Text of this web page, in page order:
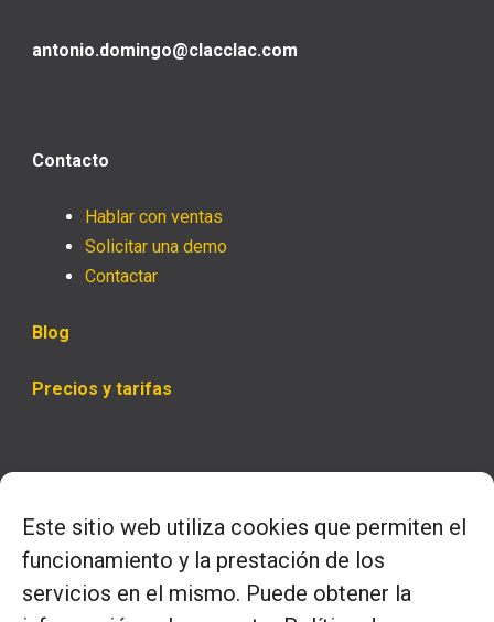
Este sitio web utiliza cookies que permiten el
funcionamiento y la prestación de los
servicios en el mismo. Puede obtener la
antonio.domingo@clacclac.com
Contacto
Hablar con ventas
Solicitar una demo
Contactar
Blog
Precios y tarifas
– Lunes a jueves
9.00 a 14.00 y 16.00 a 18.00